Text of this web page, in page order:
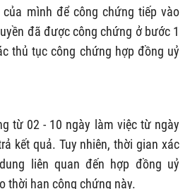
mình để công chứng tiếp vào
đã được công chứng ở bước 1
thủ tục công chứng hợp đồng uỷ
từ 02 - 10 ngày làm việc từ ngày
kết quả. Tuy nhiên, thời gian xác
liên quan đến hợp đồng uỷ
thời hạn công chứng này.